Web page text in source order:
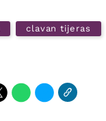
clavan tijeras